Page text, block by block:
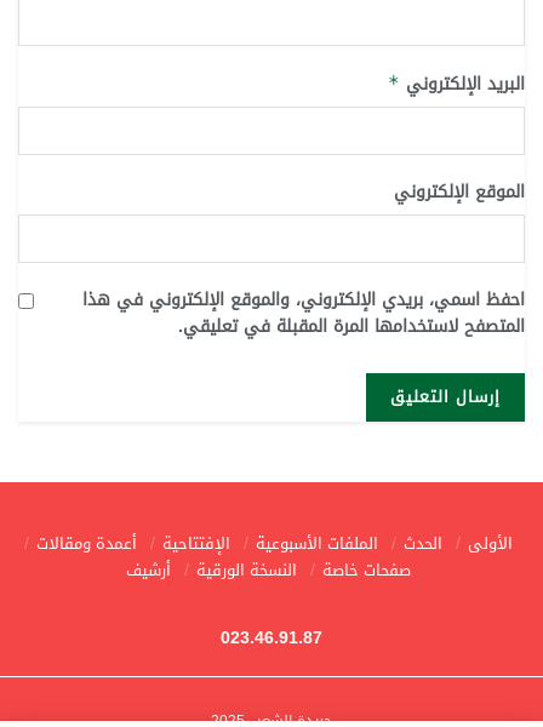
البريد الإلكتروني *
الموقع الإلكتروني
احفظ اسمي، بريدي الإلكتروني، والموقع الإلكتروني في هذا
المتصفح لاستخدامها المرة المقبلة في تعليقي.
الأولى الحدث الملفات الأسبوعية الإفتتاحية
أعمدة ومقالات
صفحات خاصة
النسخة الورقية أرشيف
023.46.91.87
جريدة الشعب 2025